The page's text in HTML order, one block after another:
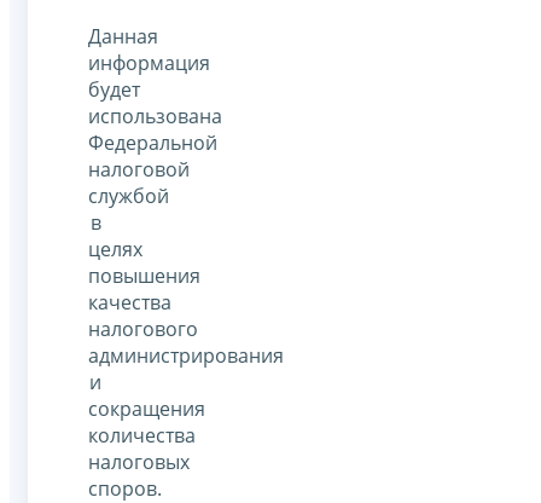
Данная
информация
будет
использована
Федеральной
налоговой
службой
в
целях
повышения
качества
налогового
администрирования
и
сокращения
количества
налоговых
споров.